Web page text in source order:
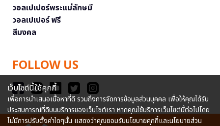
วอลเปเปอร์พระแม่ลักษมี
วอลเปเปอร์ ฟรี
สีมงคล
FOLLOW US
เว็บไซต์นี้ใช้คุกกี้
เพื่อการนำเสนอเนื้อหาที่ดี รวมถึงการจัดการข้อมูลส่วนบุคคล เพื่อให้คุณได้รับ
ประสบการณ์ที่ดีบนบริการของเว็บไซต์เรา หากคุณใช้บริการเว็บไซต์นี้ต่อไปโดย
ไม่มีการปรับตั้งค่าใดๆนั้น แสดงว่าคุณยอมรับนโยบายคุกกี้และนโยบายส่วน